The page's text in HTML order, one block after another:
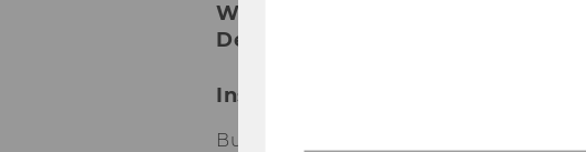
WU Vienna University of
Department of Marketing
Institute for AI in Marketing
Building D2 / Entrance B / 1st floor